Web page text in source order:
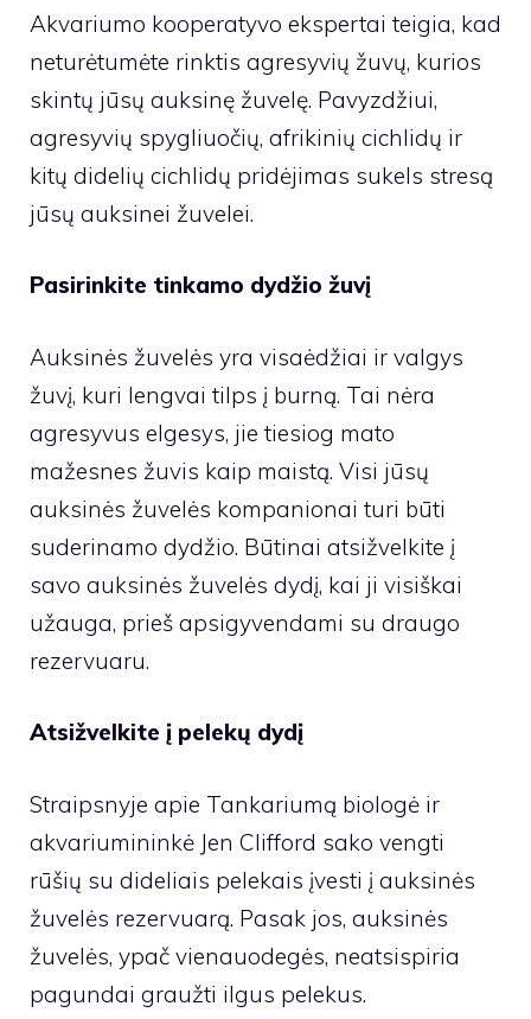
Akvariumo kooperatyvo ekspertai teigia, kad
neturėtumėte rinktis agresyvių žuvų, kurios
skintų jūsų auksinę žuvelę. Pavyzdžiui,
agresyvių spygliuočių, afrikinių cichlidų ir
kitų didelių cichlidų pridėjimas sukels stresą
jūsų auksinei žuvelei.
Pasirinkite tinkamo dydžio žuvį
Auksinės žuvelės yra visaėdžiai ir valgys
žuvį, kuri lengvai tilps į burną. Tai nėra
agresyvus elgesys, jie tiesiog mato
mažesnes žuvis kaip maistą. Visi jūsų
auksinės žuvelės kompanionai turi būti
suderinamo dydžio. Būtinai atsižvelkite į
savo auksinės žuvelės dydį, kai ji visiškai
užauga, prieš apsigyvendami su draugo
rezervuaru.
Atsižvelkite į pelekų dydį
Straipsnyje apie Tankariumą biologė ir
akvariumininkė Jen Clifford sako vengti
rūšių su dideliais pelekais įvesti į auksinės
žuvelės rezervuarą. Pasak jos, auksinės
žuvelės, ypač vienauodegės, neatsispiria
pagundai graužti ilgus pelekus.